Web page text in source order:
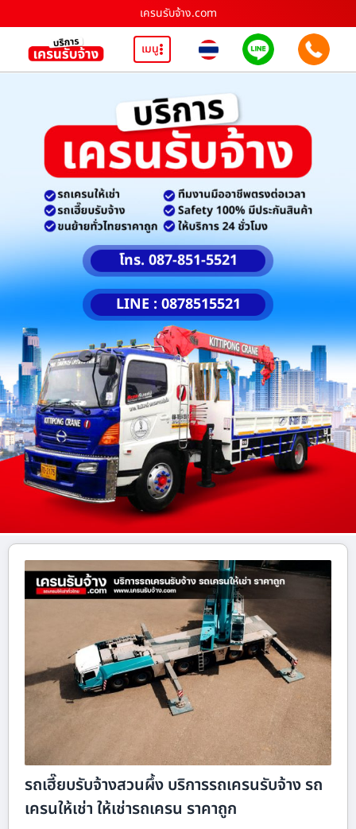
เครนรับจ้าง.com
เมนู
โทร. 087-851-5521
LINE : 0878515521
รถเฮี๊ยบรับจ้างสวนผึ้ง บริการรถเครนรับจ้าง รถ
เครนให้เช่า ให้เช่ารถเครน ราคาถูก